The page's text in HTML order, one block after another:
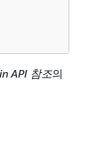
API 참조의